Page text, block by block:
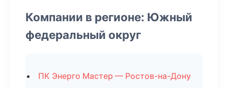
Компании в регионе: Южный
федеральный округ
ПК Энерго Мастер — Ростов-на-Дону